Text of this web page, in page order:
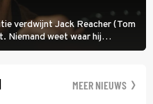
verdwijnt Jack Reacher (Tom
Niemand weet waar hij
Barr naar hem vraagt.
MEER NIEUWS